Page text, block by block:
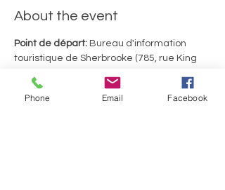
About the event
Point de départ: Bureau d'information
touristique de Sherbrooke (785, rue King
Merci d'utiliser le stationnement de
gravier situé au fond de la rue Richmond.
Phone Email Facebook